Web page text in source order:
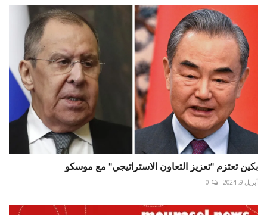
بكين تعتزم "تعزيز التعاون الاستراتيجي" مع موسكو
أبريل 9, 2024 0